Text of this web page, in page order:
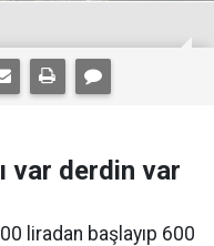
var derdin var
liradan başlayıp 600